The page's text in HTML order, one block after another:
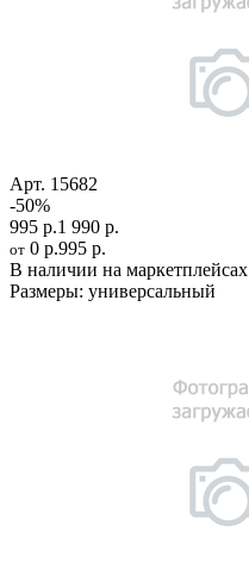
Арт. 15682
-50%
995 р.1 990 р.
от 0 р.995 р.
В наличии на маркетплейсах
Размеры: универсальный